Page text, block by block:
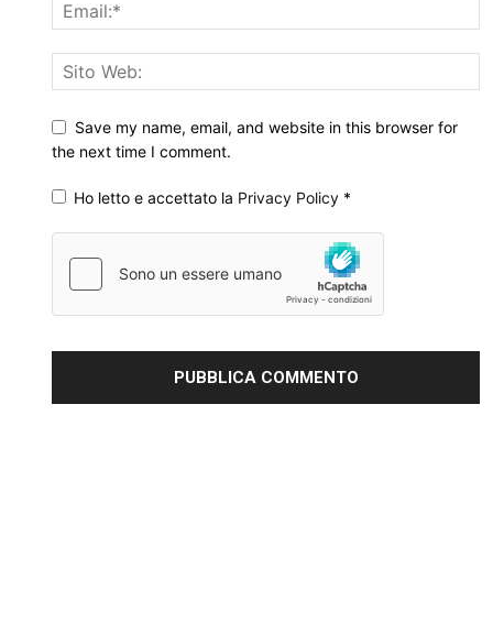
Save my name, email, and website in this browser for
the next time I comment.
Ho letto e accettato la Privacy Policy *